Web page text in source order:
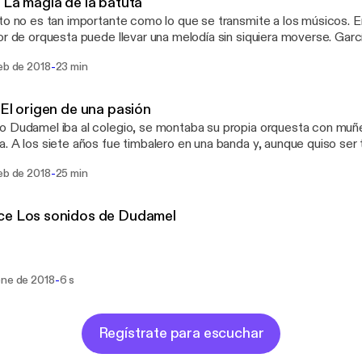
no es tan importante como lo que se transmite a los músicos.
de orquesta puede llevar una melodía sin siquiera moverse.
específicos antes o después de un concierto. Tiene total
No hace falta más. Así lo explica el propio Dudamel.
de 2018-23 min
origen de una pasión
Dudamel iba al colegio, se montaba su propia orquesta con
A los siete años fue timbalero en una banda y, aunque quiso
con sus respectivos instrumentos mientras caminaban por la
al concurso de dirección de orquesta Gustav Mahler en Baviera... ganó.
a correr más rápidas que en una sinfonía, los brazos se
de 2018-25 min
Los sonidos de Dudamel
de 2018-6 s
Regístrate para escuchar